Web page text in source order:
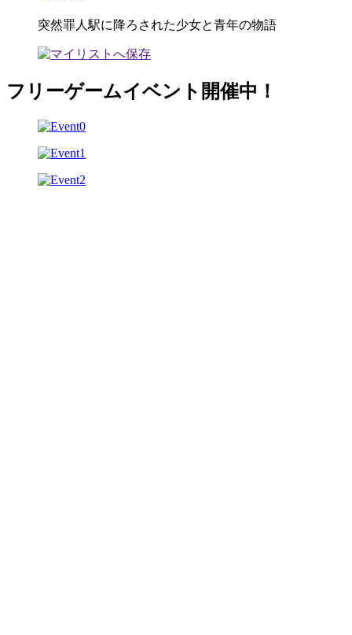
突然罪人駅に降ろされた少女と青年の物語
フリーゲームイベント開催中！